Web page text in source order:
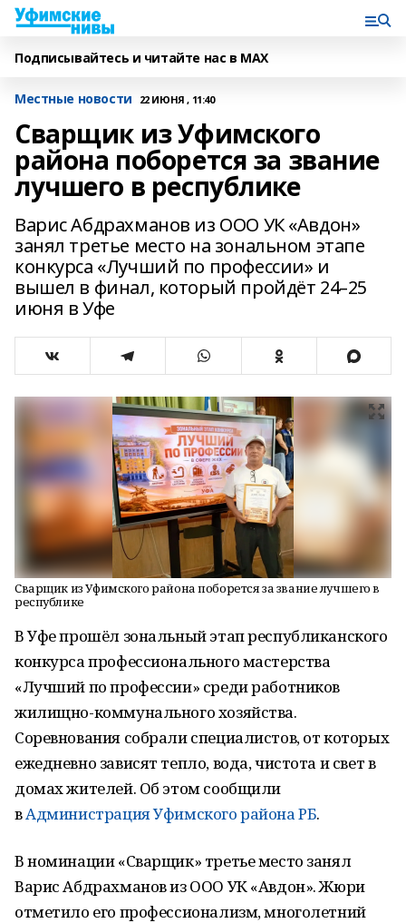
Подписывайтесь и читайте нас в MAX
Местные новости 22 ИЮНЯ , 11:40
Сварщик из Уфимского
района поборется за звание
лучшего в республике
Варис Абдрахманов из ООО УК «Авдон»
занял третье место на зональном этапе
конкурса «Лучший по профессии» и
вышел в финал, который пройдёт 24–25
июня в Уфе
Сварщик из Уфимского района поборется за звание лучшего в
республике
В Уфе прошёл зональный этап республиканского
конкурса профессионального мастерства
«Лучший по профессии» среди работников
жилищно-коммунального хозяйства.
Соревнования собрали специалистов, от которых
ежедневно зависят тепло, вода, чистота и свет в
домах жителей. Об этом сообщили
вАдминистрация Уфимского района РБ.
В номинации «Сварщик» третье место занял
Варис Абдрахманов из ООО УК «Авдон». Жюри
отметило его профессионализм, многолетний